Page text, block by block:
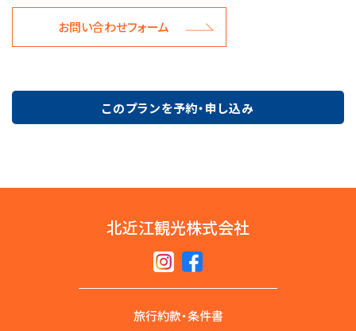
お問い合わせフォーム
このプランを予約・申し込み
北近江観光株式会社
旅行約款・条件書